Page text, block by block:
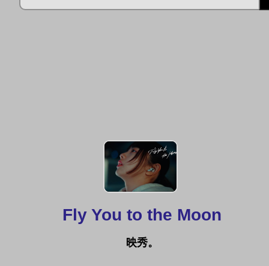
Fly You to the Moon
映秀。